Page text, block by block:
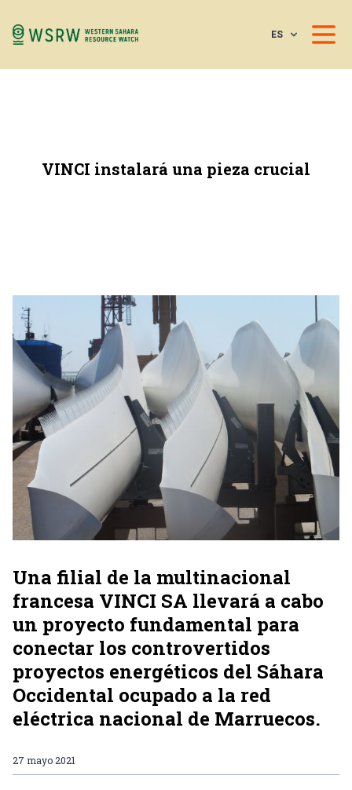
ES
VINCI instalará una pieza crucial
Una filial de la multinacional
francesa VINCI SA llevará a cabo
un proyecto fundamental para
conectar los controvertidos
proyectos energéticos del Sáhara
Occidental ocupado a la red
eléctrica nacional de Marruecos.
27 mayo 2021